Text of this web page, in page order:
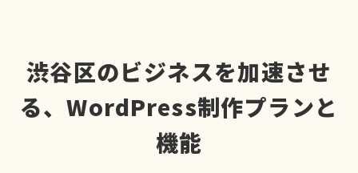
渋谷区のビジネスを加速させ
る、WordPress制作プランと
機能